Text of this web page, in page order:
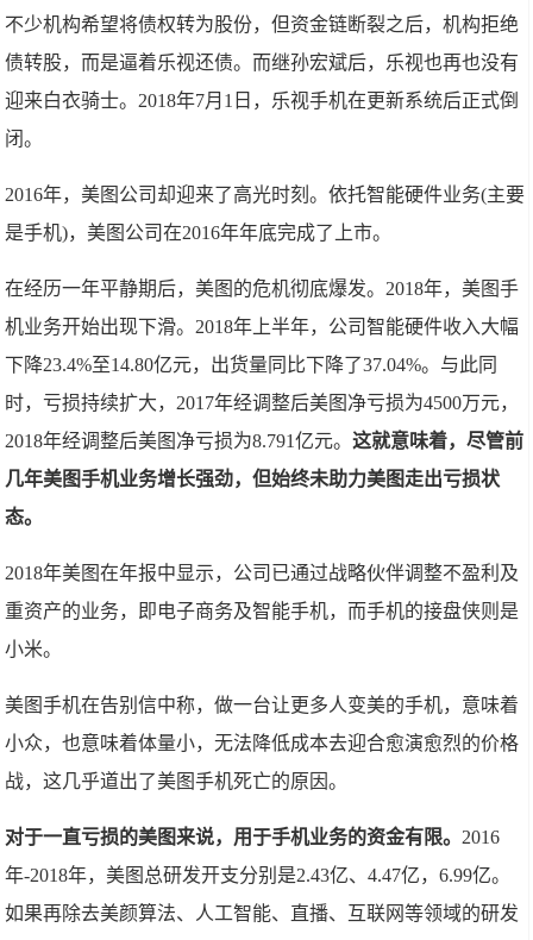
不少机构希望将债权转为股份，但资金链断裂之后，机构拒绝
债转股，而是逼着乐视还债。而继孙宏斌后，乐视也再也没有
迎来白衣骑士。2018年7月1日，乐视手机在更新系统后正式倒
闭。
2016年，美图公司却迎来了高光时刻。依托智能硬件业务(主要
是手机)，美图公司在2016年年底完成了上市。
在经历一年平静期后，美图的危机彻底爆发。2018年，美图手
机业务开始出现下滑。2018年上半年，公司智能硬件收入大幅
下降23.4%至14.80亿元，出货量同比下降了37.04%。与此同
时，亏损持续扩大，2017年经调整后美图净亏损为4500万元，
2018年经调整后美图净亏损为8.791亿元。这就意味着，尽管前
几年美图手机业务增长强劲，但始终未助力美图走出亏损状
态。
2018年美图在年报中显示，公司已通过战略伙伴调整不盈利及
重资产的业务，即电子商务及智能手机，而手机的接盘侠则是
小米。
美图手机在告别信中称，做一台让更多人变美的手机，意味着
小众，也意味着体量小，无法降低成本去迎合愈演愈烈的价格
战，这几乎道出了美图手机死亡的原因。
对于一直亏损的美图来说，用于手机业务的资金有限。 2016
年-2018年，美图总研发开支分别是2.43亿、4.47亿，6.99亿。
如果再除去美颜算法、人工智能、直播、互联网等领域的研发